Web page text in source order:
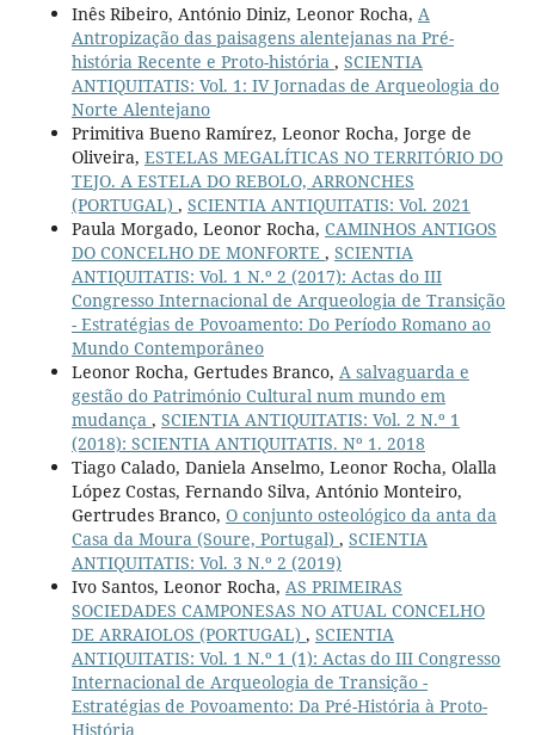
Inês Ribeiro, António Diniz, Leonor Rocha, A
Antropização das paisagens alentejanas na Pré-
história Recente e Proto-história , SCIENTIA
ANTIQUITATIS: Vol. 1: IV Jornadas de Arqueologia do
Norte Alentejano
Primitiva Bueno Ramírez, Leonor Rocha, Jorge de
Oliveira, ESTELAS MEGALÍTICAS NO TERRITÓRIO DO
TEJO. A ESTELA DO REBOLO, ARRONCHES
(PORTUGAL) , SCIENTIA ANTIQUITATIS: Vol. 2021
Paula Morgado, Leonor Rocha, CAMINHOS ANTIGOS
DO CONCELHO DE MONFORTE , SCIENTIA
ANTIQUITATIS: Vol. 1 N.º 2 (2017): Actas do III
Congresso Internacional de Arqueologia de Transição
- Estratégias de Povoamento: Do Período Romano ao
Mundo Contemporâneo
Leonor Rocha, Gertudes Branco, A salvaguarda e
gestão do Património Cultural num mundo em
mudança , SCIENTIA ANTIQUITATIS: Vol. 2 N.º 1
(2018): SCIENTIA ANTIQUITATIS. Nº 1. 2018
Tiago Calado, Daniela Anselmo, Leonor Rocha, Olalla
López Costas, Fernando Silva, António Monteiro,
Gertrudes Branco, O conjunto osteológico da anta da
Casa da Moura (Soure, Portugal) , SCIENTIA
ANTIQUITATIS: Vol. 3 N.º 2 (2019)
Ivo Santos, Leonor Rocha, AS PRIMEIRAS
SOCIEDADES CAMPONESAS NO ATUAL CONCELHO
DE ARRAIOLOS (PORTUGAL) , SCIENTIA
ANTIQUITATIS: Vol. 1 N.º 1 (1): Actas do III Congresso
Internacional de Arqueologia de Transição -
Estratégias de Povoamento: Da Pré-História à Proto-
História